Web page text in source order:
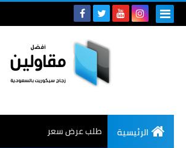
الرئيسية طلب عرض سعر